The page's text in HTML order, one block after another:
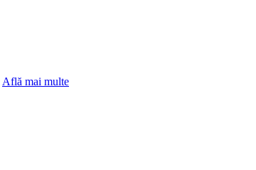
Află mai multe